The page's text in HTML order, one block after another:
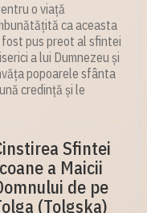
o viață
ca aceasta
pus preot al sfintei
a lui Dumnezeu și
popoarele sfânta
credință și le
Sfintei
a Maicii
de pe
(Tolgska)